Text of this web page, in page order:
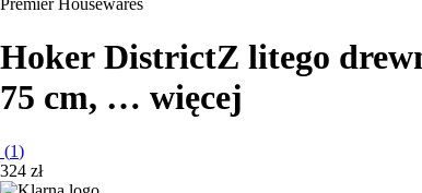
Premier Housewares
Hoker DistrictZ litego
75 cm, … więcej
(1)
324 zł